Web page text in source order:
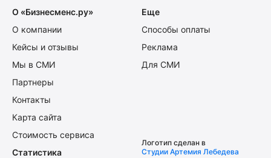
О «Бизнесменс.ру»
О компании
Кейсы и отзывы
Мы в СМИ
Партнеры
Контакты
Карта сайта
Стоимость сервиса
Еще
Способы оплаты
Реклама
Для СМИ
Статистика
Логотип сделан в
Студии Артемия Лебедева